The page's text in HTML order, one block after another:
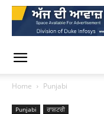
Home Punjabi
Punjabi ਰਾਸ਼ਟਰੀ